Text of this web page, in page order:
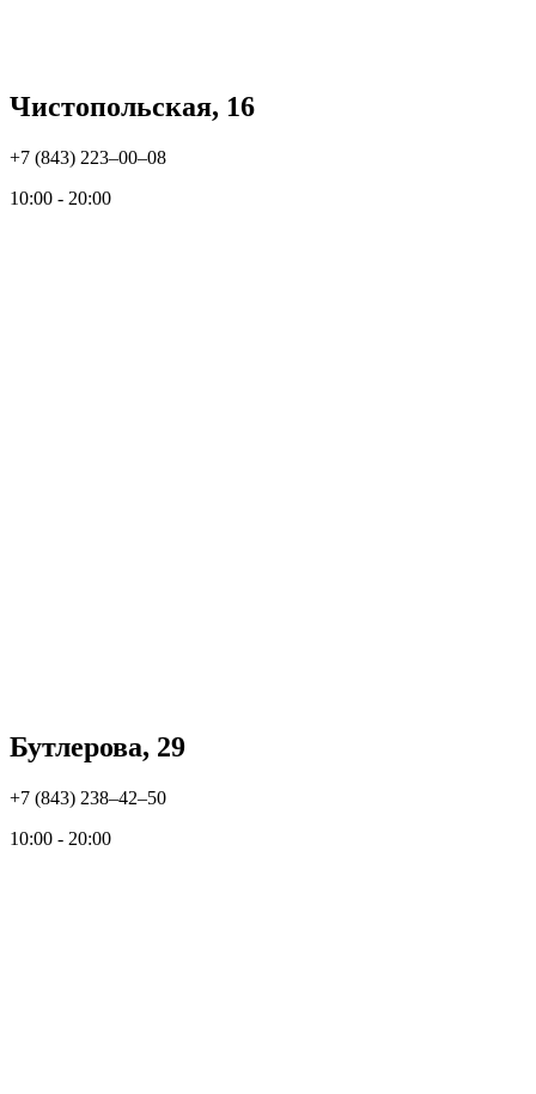
Чистопольская, 16
+7 (843) 223‒00‒08
10:00 - 20:00
Бутлерова, 29
+7 (843) 238‒42‒50
10:00 - 20:00